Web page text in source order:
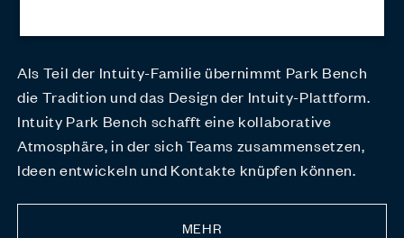
Als Teil der Intuity-Familie übernimmt Park Bench
die Tradition und das Design der Intuity-Plattform.
Intuity Park Bench schafft eine kollaborative
Atmosphäre, in der sich Teams zusammensetzen,
Ideen entwickeln und Kontakte knüpfen können.
MEHR